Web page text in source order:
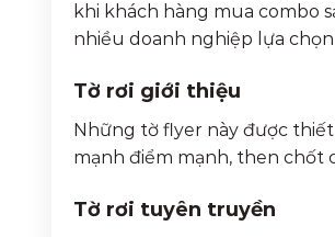
khi khách hàng mua combo
nhiều doanh nghiệp lựa
Tờ rơi giới thiệu
Những tờ flyer này được
mạnh điểm mạnh, then chốt
Tờ rơi tuyên truyền